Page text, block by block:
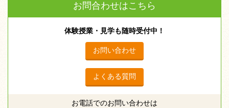
お問合わせはこちら
体験授業・見学も随時受付中！
お問い合わせ
よくある質問
お電話でのお問い合わせは